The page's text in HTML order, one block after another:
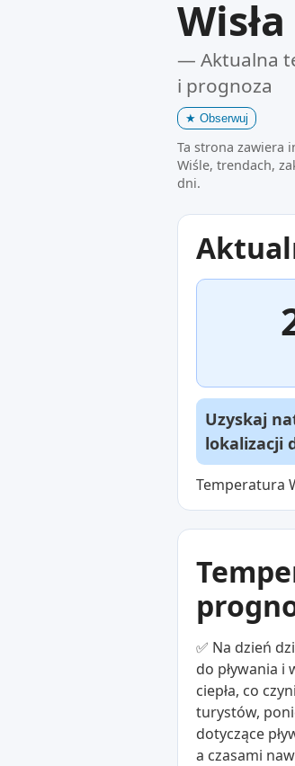
Wisła
— Aktualna
i prognoza
★ Obserwuj
Ta strona zawiera
Wiśle, trendach,
dni.
Uzyskaj
lokalizacji
Temperatura
✅ Na dzień
do pływania i
ciepła, co
turystów,
dotyczące
a czasami